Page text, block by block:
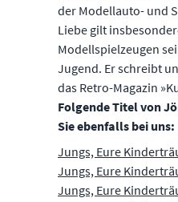
der Modellauto- und
Liebe gilt
Modellspielzeugen
Jugend. Er schreibt
das Retro-Magazin
Folgende Titel von
Sie ebenfalls bei uns:
Jungs, Eure
Jungs, Eure
Jungs, Eure